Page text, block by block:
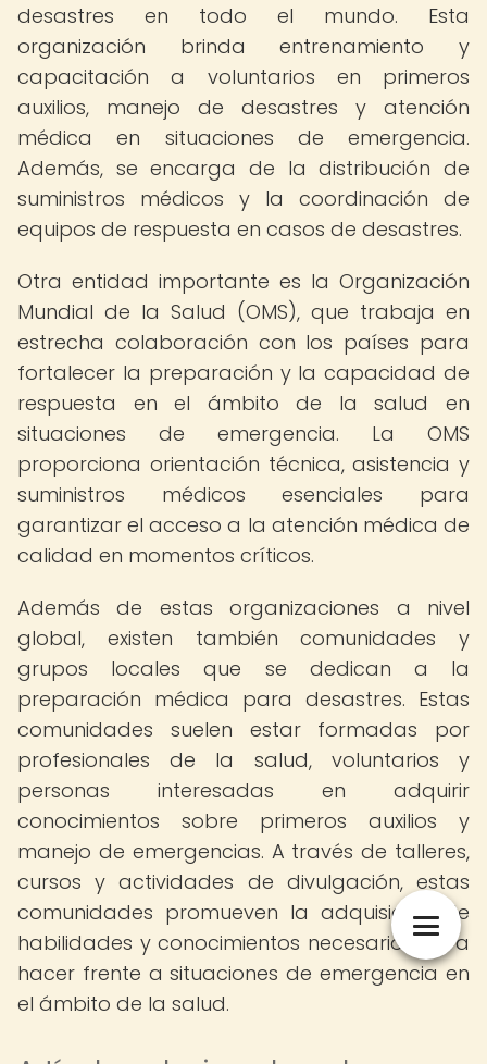
desastres en todo el mundo. Esta
organización brinda entrenamiento y
capacitación a voluntarios en primeros
auxilios, manejo de desastres y atención
médica en situaciones de emergencia.
Además, se encarga de la distribución de
suministros médicos y la coordinación de
equipos de respuesta en casos de desastres.
Otra entidad importante es la Organización
Mundial de la Salud (OMS), que trabaja en
estrecha colaboración con los países para
fortalecer la preparación y la capacidad de
respuesta en el ámbito de la salud en
situaciones de emergencia. La OMS
proporciona orientación técnica, asistencia y
suministros médicos esenciales para
garantizar el acceso a la atención médica de
calidad en momentos críticos.
Además de estas organizaciones a nivel
global, existen también comunidades y
grupos locales que se dedican a la
preparación médica para desastres. Estas
comunidades suelen estar formadas por
profesionales de la salud, voluntarios y
personas interesadas en adquirir
conocimientos sobre primeros auxilios y
manejo de emergencias. A través de talleres,
cursos y actividades de divulgación, estas
comunidades promueven la adquisición de
habilidades y conocimientos necesarios para
hacer frente a situaciones de emergencia en
el ámbito de la salud.